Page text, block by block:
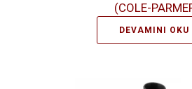
(COLE-
DEVAMINI OKU